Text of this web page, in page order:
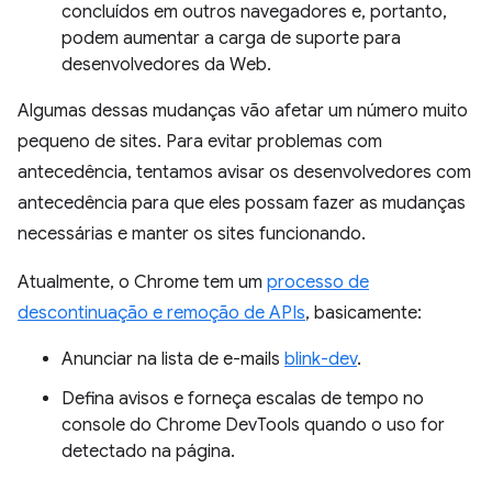
concluídos em outros navegadores e, portanto,
podem aumentar a carga de suporte para
desenvolvedores da Web.
Algumas dessas mudanças vão afetar um número muito
pequeno de sites. Para evitar problemas com
antecedência, tentamos avisar os desenvolvedores com
antecedência para que eles possam fazer as mudanças
necessárias e manter os sites funcionando.
Atualmente, o Chrome tem um processo de
descontinuação e remoção de APIs, basicamente:
Anunciar na lista de e-mails blink-dev.
Defina avisos e forneça escalas de tempo no
console do Chrome DevTools quando o uso for
detectado na página.